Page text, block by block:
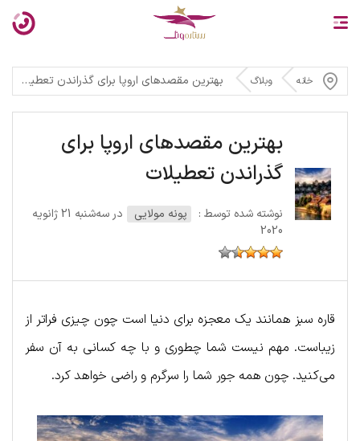
خانه وبلاگ بهترین مقصدهای اروپا برای گذراندن تعطیلات
بهترین مقصدهای اروپا برای
گذراندن تعطیلات
نوشته شده توسط : پونه مولایی
در سه‌شنبه 21 ژانویه
2020
قاره سبز همانند یک معجزه برای دنیا است چون چیزی فراتر از
زیباست. مهم نیست شما چطوری و با چه کسانی به آن سفر
می‌کنید. چون همه جور شما را سرگرم و راضی خواهد کرد.